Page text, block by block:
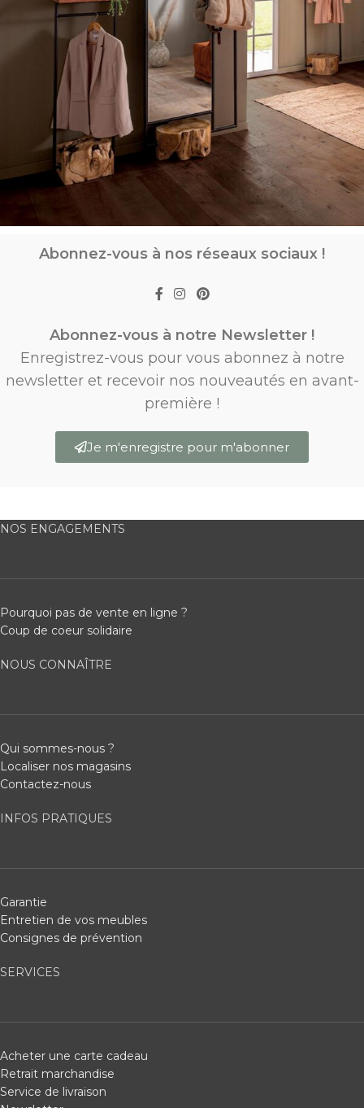
Abonnez-vous à nos réseaux sociaux !
Abonnez-vous à notre Newsletter !
Enregistrez-vous pour vous abonnez à notre
newsletter et recevoir nos nouveautés en avant-
première !
Je m'enregistre pour m'abonner
NOS ENGAGEMENTS
Pourquoi pas de vente en ligne ?
Coup de coeur solidaire
NOUS CONNAÎTRE
Qui sommes-nous ?
Localiser nos magasins
Contactez-nous
INFOS PRATIQUES
Garantie
Entretien de vos meubles
Consignes de prévention
SERVICES
Acheter une carte cadeau
Retrait marchandise
Service de livraison